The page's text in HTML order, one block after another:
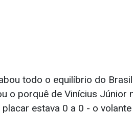
todo o equilíbrio do
o porquê de Vinícius
estava 0 a 0 - o